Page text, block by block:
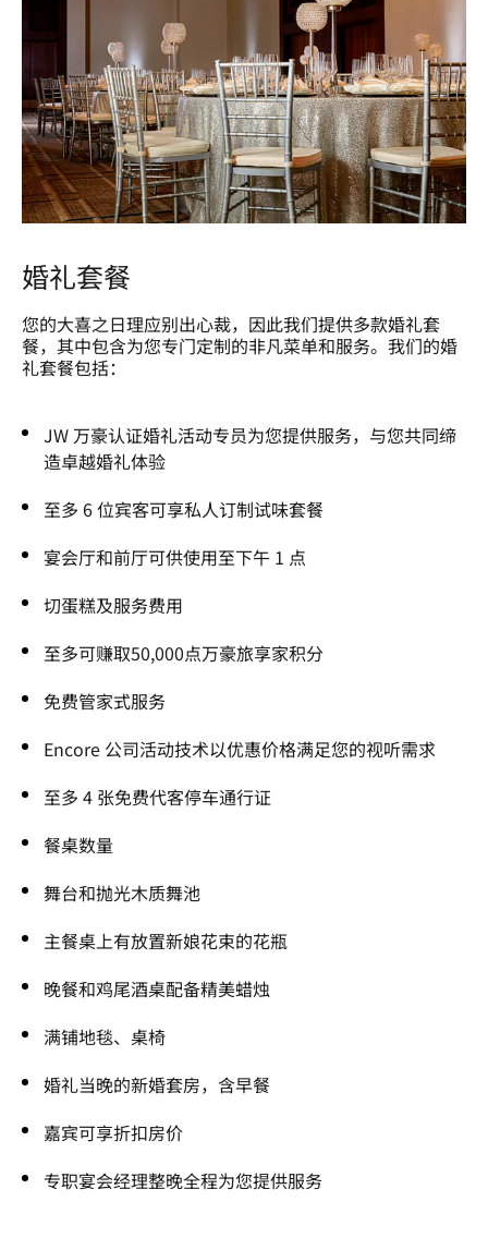
婚礼套餐
您的大喜之日理应别出心裁，因此我们提供多款婚礼套
餐，其中包含为您专门定制的非凡菜单和服务。我们的婚
礼套餐包括：
JW 万豪认证婚礼活动专员为您提供服务，与您共同缔
造卓越婚礼体验
至多 6 位宾客可享私人订制试味套餐
宴会厅和前厅可供使用至下午 1 点
切蛋糕及服务费用
至多可赚取50,000点万豪旅享家积分
免费管家式服务
Encore 公司活动技术以优惠价格满足您的视听需求
至多 4 张免费代客停车通行证
餐桌数量
舞台和抛光木质舞池
主餐桌上有放置新娘花束的花瓶
晚餐和鸡尾酒桌配备精美蜡烛
满铺地毯、桌椅
婚礼当晚的新婚套房，含早餐
嘉宾可享折扣房价
专职宴会经理整晚全程为您提供服务